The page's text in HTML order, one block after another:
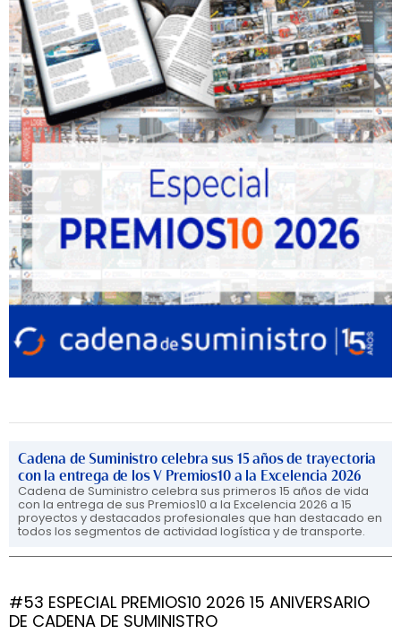
Cadena de Suministro celebra sus 15 años de trayectoria
con la entrega de los V Premios10 a la Excelencia 2026
Cadena de Suministro celebra sus primeros 15 años de vida
con la entrega de sus Premios10 a la Excelencia 2026 a 15
proyectos y destacados profesionales que han destacado en
todos los segmentos de actividad logística y de transporte.
#53 ESPECIAL PREMIOS10 2026 15 ANIVERSARIO
DE CADENA DE SUMINISTRO